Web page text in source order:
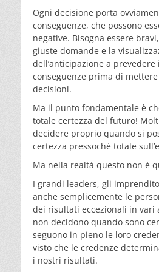
Ogni decisione porta
conseguenze, che possono
negative. Bisogna essere
giuste domande e la
dell’anticipazione a
conseguenze prima di
decisioni.
Ma il punto fondamentale è
totale certezza del futuro!
decidere proprio quando si
certezza pressochè totale
Ma nella realtà questo non è
I grandi leaders, gli
anche semplicemente le
dei risultati eccezionali in vari
non decidono quando sono
seguono in pieno le loro
visto che le credenze
i nostri risultati.